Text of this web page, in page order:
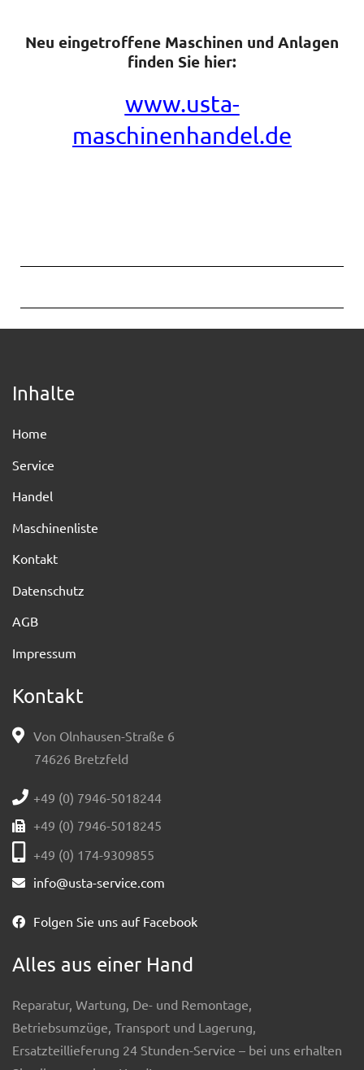
Neu eingetroffene Maschinen und Anlagen
finden Sie hier:
www.usta-
maschinenhandel.de
Inhalte
Home
Service
Handel
Maschinenliste
Kontakt
Datenschutz
AGB
Impressum
Kontakt
Von Olnhausen-Straße 6
74626 Bretzfeld
+49 (0) 7946-5018244
+49 (0) 7946-5018245
+49 (0) 174-9309855
info@usta-service.com
Folgen Sie uns auf Facebook
Alles aus einer Hand
Reparatur, Wartung, De- und Remontage,
Betriebsumzüge, Transport und Lagerung,
Ersatzteillieferung 24 Stunden-Service – bei uns erhalten